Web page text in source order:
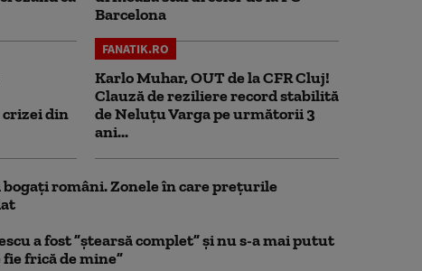
Barcelona
din
FANATIK.RO
Karlo Muhar, OUT de la CFR Cluj!
Clauză de reziliere record stabilită
de Neluțu Varga pe următorii 3
ani...
bogați români. Zonele în care prețurile
a fost ”ștearsă complet” și nu s-a mai putut
frică de mine”